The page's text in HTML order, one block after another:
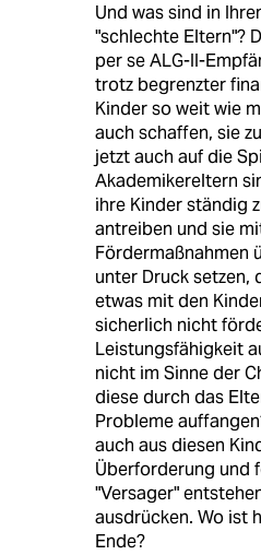
Und was sind in
"schlechte Eltern"?
per se ALG-II-
trotz begrenzter
Kinder so weit wie
auch schaffen, sie
jetzt auch auf die
Akademikereltern
ihre Kinder ständig
antreiben und sie
Fördermaßnahmen
unter Druck setzen,
etwas mit den
sicherlich nicht
Leistungsfähigkeit
nicht im Sinne der
diese durch das
Probleme
auch aus diesen
Überforderung und
"Versager"
ausdrücken. Wo ist
Ende?